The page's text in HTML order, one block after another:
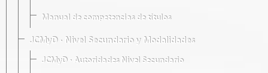
Manual de competencias de títulos
JCMyD · Nivel Secundario y Modalidades
JCMyD · Autoridades Nivel Secundario